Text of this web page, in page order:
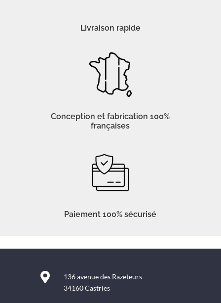
Livraison rapide
Conception et fabrication 100%
françaises
Paiement 100% sécurisé

136 avenue des Razeteurs
34160 Castries